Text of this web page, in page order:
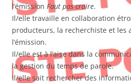
l’émission Faut pas croire.
Il/elle travaille en collaboration
producteurs, la recherchiste et les
l’émission.
Il/elle est à l’aise dans la
la gestion du temps de parole.
Il/elle sait rechercher des